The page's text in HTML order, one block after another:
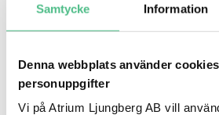
Samtycke Information
Denna webbplats använder
personuppgifter
Vi på Atrium Ljungberg AB vill
Bredgränd 6 | 410 Kvm